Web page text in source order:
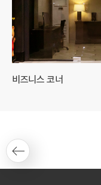
비즈니스 코너